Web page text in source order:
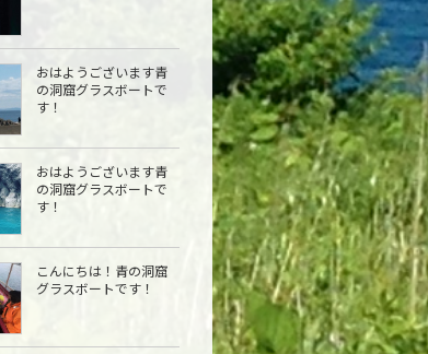
おはようございます青
の洞窟グラスボートで
す！
おはようございます青
の洞窟グラスボートで
す！
こんにちは︎！青の洞窟
グラスボートです！